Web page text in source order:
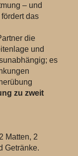
– und
das
die
und
es
zu zweit
Matten, 2
Getränke.